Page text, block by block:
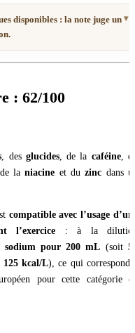
disponibles : la note juge un
: 62/100
, des glucides, de la caféine,
de laniacine et duzinc dans
compatible avec l’usage
l’exercice : à la
sodium pour 200 mL (soit
125 kcal/L), ce qui correspond
pour cette catégorie